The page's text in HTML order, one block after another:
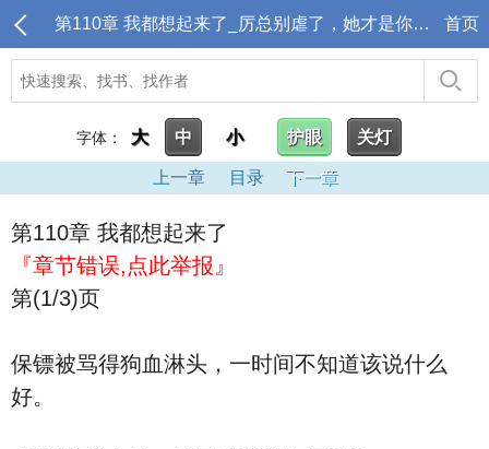
第110章 我都想起来了_厉总别虐了，她才是你的白月光 首页
字体： 大 中 小 护眼 关灯
上一章 目录 下一章
第110章 我都想起来了
『章节错误,点此举报』
第(1/3)页
保镖被骂得狗血淋头，一时间不知道该说什么
好。